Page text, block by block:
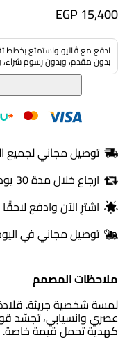
ملاحظات المصمم
عصري وانسيابي، تجسّد قوة
كهدية تحمل قيمة خاصة.
EGP 15,400
بدون مقدم، وبدون رسوم شراء، وبفائدة
توصيل مجاني لجميع
ارجاع خلال مدة 30 يوم مجانا
اشترِ الآن وادفع
توصيل مجاني في